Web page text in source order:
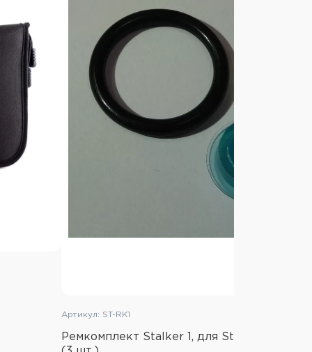
Артикул: ST-RK1
Ремкомплект Stalker 1, для Stalker S17G,